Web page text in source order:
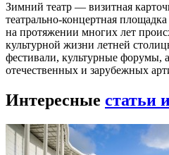
Зимний театр — визитная
театрально-концертная
на протяжении многих лет
культурной жизни летней
фестивали, культурные форумы,
отечественных и зарубежных
Интересные статьи